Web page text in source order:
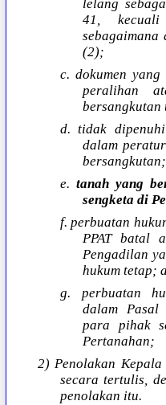
lelang
41,
sebagaimana
(2);
c. dokumen
peralihan
d. tidak
dalam
bersangkutan;
e. tanah yang
sengketa di
f. perbuatan
PPAT batal
Pengadilan
hukum tetap;
g. perbuatan
dalam
para pihak
Pertanahan;
2) Penolakan
secara tertulis,
penolakan itu.